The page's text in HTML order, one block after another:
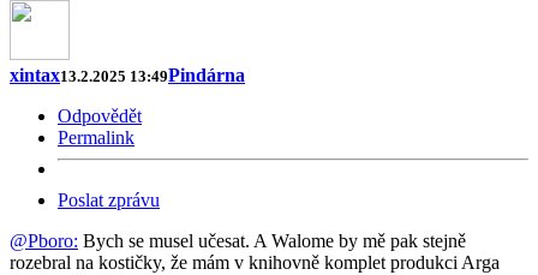
xintax13.2.2025 13:49Pindárna
Odpovědět
Permalink
Poslat zprávu
@Pboro: Bych se musel učesat. A Walome by mě pak stejně
rozebral na kostičky, že mám v knihovně komplet produkci Arga